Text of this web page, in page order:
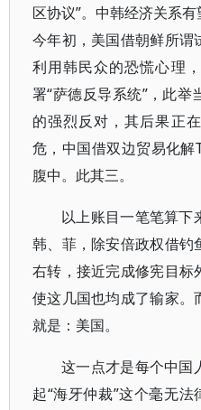
区协议”。中韩经济关系
今年初，美国借朝鲜所谓
利用韩民众的恐慌心理
署“萨德反导系统”，此
的强烈反对，其后果正
危，中国借双边贸易化
腹中。此其三。
以上账目一笔笔算下
韩、菲，除安倍政权借钓
右转，接近完成修宪目标
使这几国也均成了输家。
就是：美国。
这一点才是每个中国
起“海牙仲裁”这个毫无法